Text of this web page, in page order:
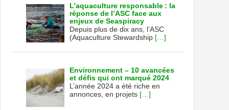
L’aquaculture responsable : la
réponse de l’ASC face aux
enjeux de Seaspiracy
Depuis plus de dix ans, l’ASC
(Aquaculture Stewardship […]
Environnement – 10 avancées
et défis qui ont marqué 2024
L’année 2024 a été riche en
annonces, en projets […]